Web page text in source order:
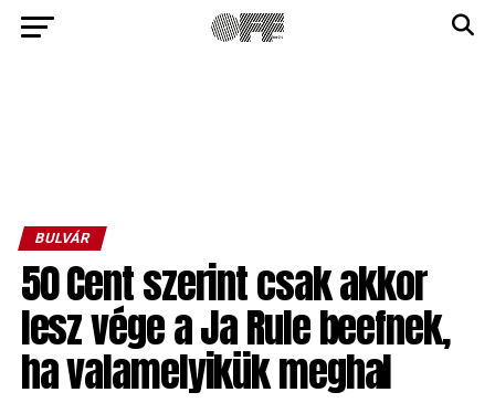
BULVÁR
50 Cent szerint csak akkor
lesz vége a Ja Rule beefnek,
ha valamelyikük meghal